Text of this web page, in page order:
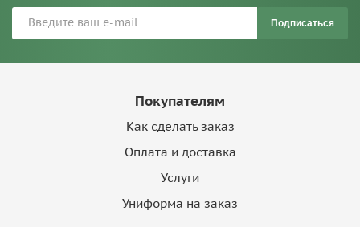
Подписаться
Покупателям
Как сделать заказ
Оплата и доставка
Услуги
Униформа на заказ